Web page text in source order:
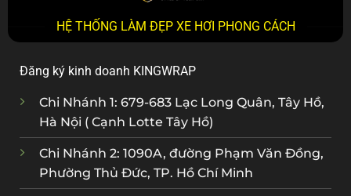
HỆ THỐNG LÀM ĐẸP XE HƠI PHONG CÁCH
Đăng ký kinh doanh KINGWRAP
Chi Nhánh 1: 679-683 Lạc Long Quân, Tây Hồ,
Hà Nội ( Cạnh Lotte Tây Hồ)
Chi Nhánh 2: 1090A, đường Phạm Văn Đồng,
Phường Thủ Đức, TP. Hồ Chí Minh